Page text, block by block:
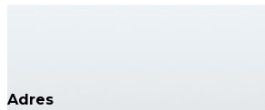
Adres